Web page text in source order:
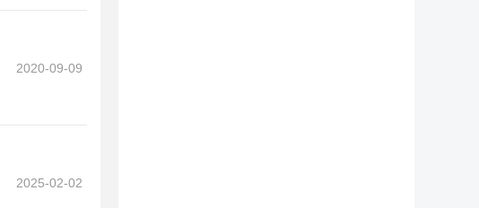
2020-09-09
2025-02-02